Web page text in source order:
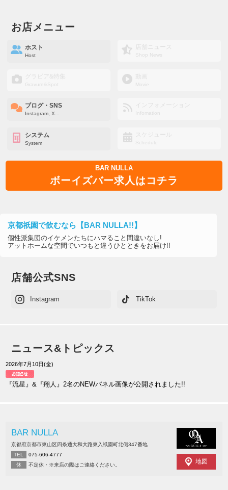
お店メニュー
ホスト
Host
店舗ニュース
Shop News
グラビア&特集
Gravure&Spot Movie
ブログ・SNS
Instagram, X...
インフォメーション
Infomation
システム
System
スケジュール
Schedule
BAR NULLA
ボーイズバー求人はコチラ
京都祇園で飲むなら【BAR NULLA!!】
個性派集団のイケメンたちにハマること間違いなし!
アットホームな空間でいつもと違うひとときをお届け!!
店舗公式SNS
Instagram TikTok
ニュース&トピックス
2026年7月10日(金)
『流星』&『翔人』2名のNEWパネル画像が公開されました!!
BAR NULLA
京都府京都市東山区四条通大和大路東入祇園町北側347番地
TEL
075-606-4777
休
不定休・※来店の際はご連絡ください。 地図